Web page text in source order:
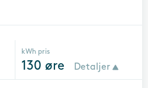
kWh pris
130 øre Detaljer